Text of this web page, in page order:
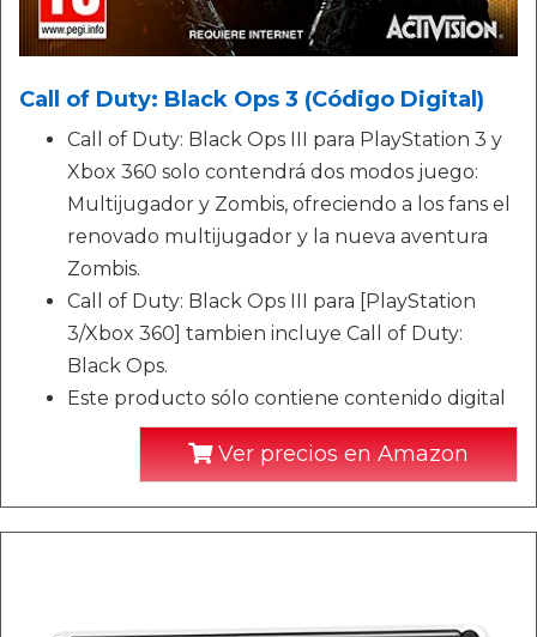
Call of Duty: Black Ops 3 (Código Digital)
Call of Duty: Black Ops III para PlayStation 3 y
Xbox 360 solo contendrá dos modos juego:
Multijugador y Zombis, ofreciendo a los fans el
renovado multijugador y la nueva aventura
Zombis.
Call of Duty: Black Ops III para [PlayStation
3/Xbox 360] tambien incluye Call of Duty:
Black Ops.
Este producto sólo contiene contenido digital
Ver precios en Amazon